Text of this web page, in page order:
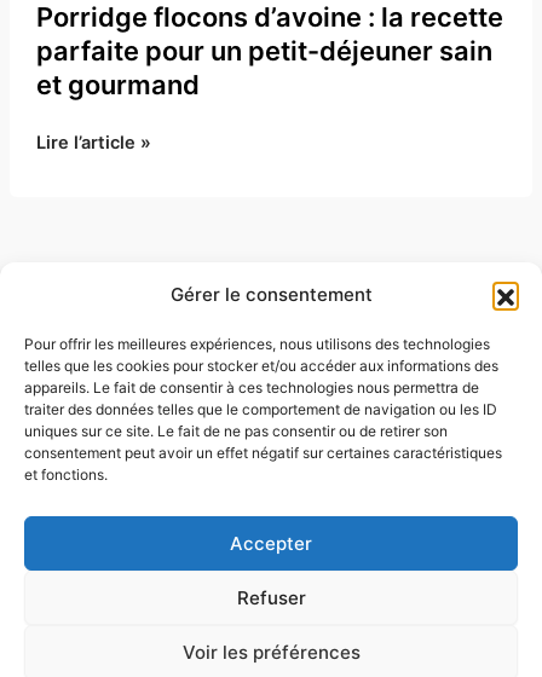
Gérer le consentement
Pour offrir les meilleures expériences, nous utilisons des technologies
telles que les cookies pour stocker et/ou accéder aux informations des
appareils. Le fait de consentir à ces technologies nous permettra de
traiter des données telles que le comportement de navigation ou les ID
uniques sur ce site. Le fait de ne pas consentir ou de retirer son
consentement peut avoir un effet négatif sur certaines caractéristiques
et fonctions.
Accepter
Refuser
Voir les préférences
Porridge flocons d’avoine : la recette
parfaite pour un petit-déjeuner sain
et gourmand
Porridge
pour
un
petit-
déjeuner
sain
gourmand
Lire l’article »
Search
for:
Search Button
Contact
Conditions générales de vente
Copyright © 2026